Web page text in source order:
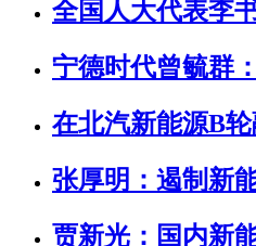
全国人大代表李
宁德时代曾毓群
在北汽新能源B
张厚明：遏制新
贾新光：国内新